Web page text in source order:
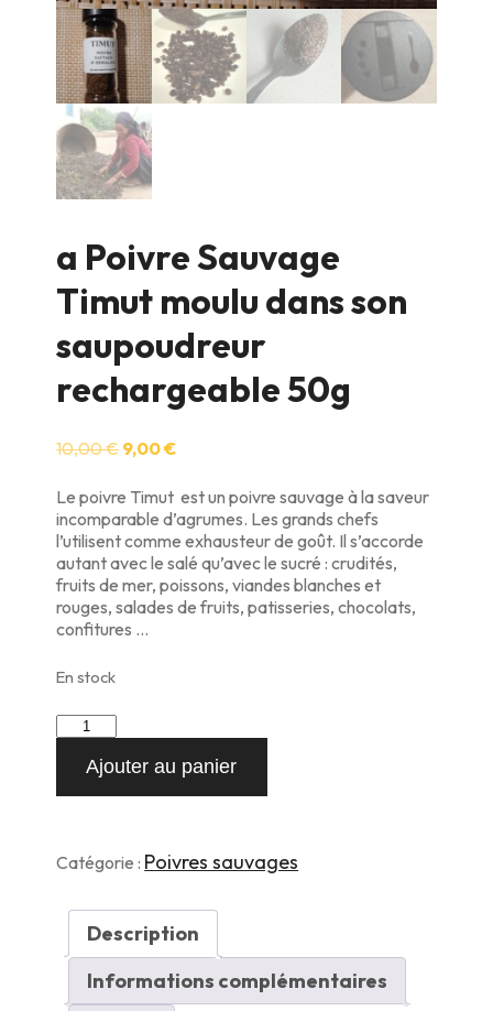
a Poivre Sauvage
Timut moulu dans son
saupoudreur
rechargeable 50g
10,00€Le
initial
était :
10,00 €.
9,00€Le
actuel
est :
9,00 €.
Le poivre Timut est un poivre sauvage à la saveur
incomparable d’agrumes. Les grands chefs
l’utilisent comme exhausteur de goût. Il s’accorde
autant avec le salé qu’avec le sucré : crudités,
fruits de mer, poissons, viandes blanches et
rouges, salades de fruits, patisseries, chocolats,
confitures …
En stock
quantité
de
moulu
saupoudreur
rechargeable
50g
Ajouter au panier
Catégorie : Poivres sauvages
Description
Informations complémentaires